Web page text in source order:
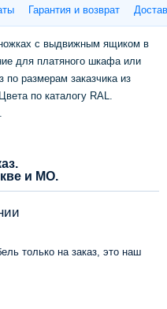
Гарантия и возврат
с выдвижным ящиком в
для платяного шкафа или
по размерам заказчика из
по каталогу RAL.
и МО.
только на заказ, это наш